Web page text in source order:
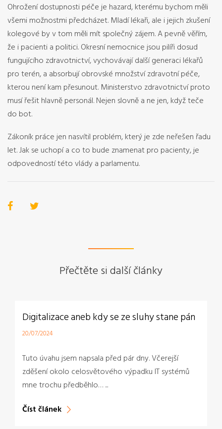
Ohrožení dostupnosti péče je hazard, kterému bychom měli
všemi možnostmi předcházet. Mladí lékaři, ale i jejich zkušení
kolegové by v tom měli mít společný zájem. A pevně věřím,
že i pacienti a politici. Okresní nemocnice jsou pilíři dosud
fungujícího zdravotnictví, vychovávají další generaci lékařů
pro terén, a absorbují obrovské množství zdravotní péče,
kterou není kam přesunout. Ministerstvo zdravotnictví proto
musí řešit hlavně personál. Nejen slovně a ne jen, když teče
do bot.
Zákoník práce jen nasvítil problém, který je zde neřešen řadu
let. Jak se uchopí a co to bude znamenat pro pacienty, je
odpovedností této vlády a parlamentu.
Přečtěte si další články
Mamograf v KNTB? Absolutní nutnost!
02/07/2024
Preventivní vyšetření jsou velmi důležitá, obzvlášť
pro včasný záchyt nádorových bujení. Týká se to i
novotvarů prsu. Na preventivní mamografické ...
Číst článek